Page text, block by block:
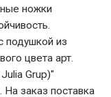
ножки
подушкой из
цвета арт.
Grup)"
На заказ поставка